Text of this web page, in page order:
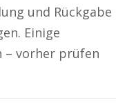
und Rückgabe
Einige
– vorher prüfen